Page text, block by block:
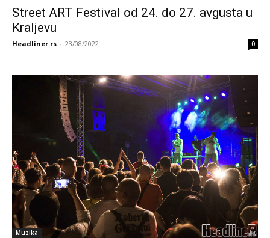
Street ART Festival od 24. do 27. avgusta u
Kraljevu
Headliner.rs - 23/08/2022 0
Muzika